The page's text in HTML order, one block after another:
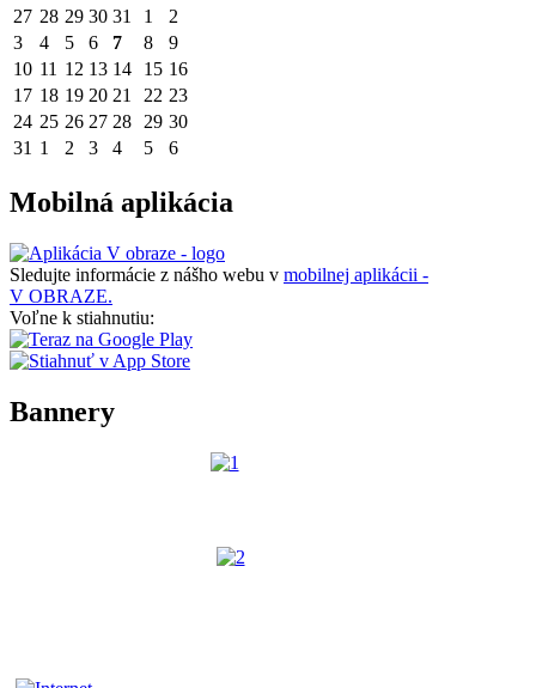
27 28 29 30 31 1
2
3
4 5 6 7 8
9
10 11 12 13 14 15 16
17 18 19 20 21 22 23
24 25 26 27 28 29 30
31 1 2 3 4 5 6
Mobilná aplikácia
Sledujte informácie z nášho webu v mobilnej aplikácii -
V OBRAZE.
Voľne k stiahnutiu:
Bannery